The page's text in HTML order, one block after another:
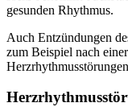
gesunden Rhythmus.
Auch Entzündungen
zum Beispiel nach